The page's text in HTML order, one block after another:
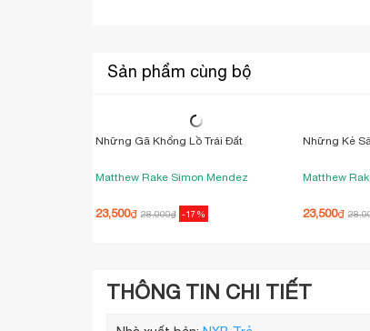
Sản phẩm cùng bộ
Những Gã Khổng Lồ Trái Đất
Matthew Rake Simon Mendez
23,500₫ 28,000₫ -17%
Những Kẻ
Matthew
23,500₫
THÔNG TIN CHI TIẾT